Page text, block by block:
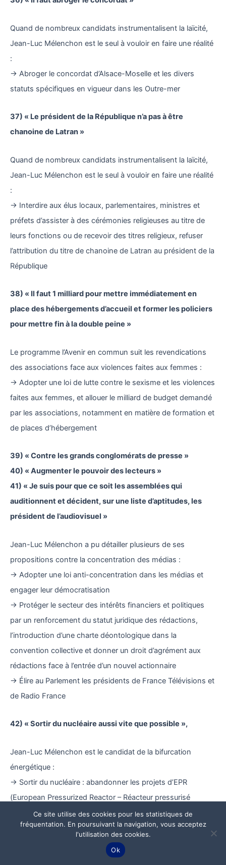
Quand de nombreux candidats instrumentalisent la laïcité,
Jean-Luc Mélenchon est le seul à vouloir en faire une réalité
:
→ Abroger le concordat d’Alsace-Moselle et les divers
statuts spécifiques en vigueur dans les Outre-mer
37) « Le président de la République n’a pas à être
chanoine de Latran »
Quand de nombreux candidats instrumentalisent la laïcité,
Jean-Luc Mélenchon est le seul à vouloir en faire une réalité
:
→ Interdire aux élus locaux, parlementaires, ministres et
préfets d’assister à des cérémonies religieuses au titre de
leurs fonctions ou de recevoir des titres religieux, refuser
l’attribution du titre de chanoine de Latran au président de la
République
38) « Il faut 1 milliard pour mettre immédiatement en
place des hébergements d’accueil et former les policiers
pour mettre fin à la double peine »
Le programme l’Avenir en commun suit les revendications
des associations face aux violences faites aux femmes :
→ Adopter une loi de lutte contre le sexisme et les violences
faites aux femmes, et allouer le milliard de budget demandé
par les associations, notamment en matière de formation et
de places d’hébergement
39) « Contre les grands conglomérats de presse »
40) « Augmenter le pouvoir des lecteurs »
41) « Je suis pour que ce soit les assemblées qui
auditionnent et décident, sur une liste d’aptitudes, les
président de l’audiovisuel »
Jean-Luc Mélenchon a pu détailler plusieurs de ses
propositions contre la concentration des médias :
→ Adopter une loi anti-concentration dans les médias et
engager leur démocratisation
→ Protéger le secteur des intérêts financiers et politiques
par un renforcement du statut juridique des rédactions,
l’introduction d’une charte déontologique dans la
convention collective et donner un droit d’agrément aux
rédactions face à l’entrée d’un nouvel actionnaire
→ Élire au Parlement les présidents de France Télévisions et
de Radio France
42) « Sortir du nucléaire aussi vite que possible »,
Jean-Luc Mélenchon est le candidat de la bifurcation
énergétique :
→ Sortir du nucléaire : abandonner les projets d’EPR
(European Pressurized Reactor – Réacteur pressurisé
européen), planifier le démantèlement, la réhabilitation et la
reconversion des sites nucléaires et de l’ensemble de leur
→ Mettre en place une convention collective unique pour les
Ce site utilise des cookies pour les statistiques de
fréquentation. En poursuivant la navigation, vous acceptez
l'utilisation des cookies.
Ok